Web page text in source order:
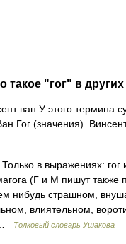
такое "гог" в
ван У этого термина
Гог (значения).
в выражениях: гог и
магога (Г и М пишут также
нибудь страшном,
влиятельном,
Толковый словарь Ушакова